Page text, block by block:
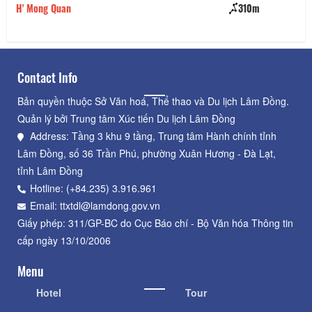
H' Mong Quan 310m
Contact Info
Bản quyền thuộc Sở Văn hoá, Thể thao và Du lịch Lâm Đồng.
Quản lý bởi Trung tâm Xúc tiến Du lịch Lâm Đồng
Address: Tầng 3 khu 9 tầng, Trung tâm Hành chính tỉnh
Lâm Đồng, số 36 Trần Phú, phường Xuân Hương - Đà Lạt,
tỉnh Lâm Đồng
Hotline: (+84.235) 3.916.961
Email: ttxtdl@lamdong.gov.vn
Giấy phép: 311/GP-BC do Cục Báo chí - Bộ Văn hóa Thông tin
cấp ngày 13/10/2006
Menu
Hotel
Tour